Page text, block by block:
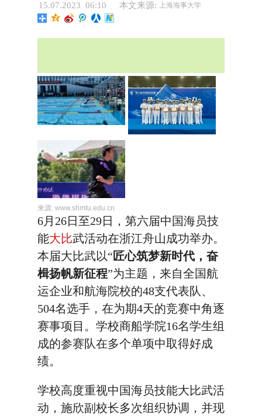
15.07.2023 06:10 本文来源: 上海海事大学
来源: www.shmtu.edu.cn
6月26日至29日，第六届中国海员技
能大比武活动在浙江舟山成功举办。
本届大比武以“匠心筑梦新时代，奋
楫扬帆新征程”为主题，来自全国航
运企业和航海院校的48支代表队、
504名选手，在为期4天的竞赛中角逐
赛事项目。学校商船学院16名学生组
成的参赛队在多个单项中取得好成
绩。
学校高度重视中国海员技能大比武活
动，施欣副校长多次组织协调，并现